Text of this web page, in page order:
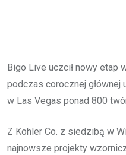
Bigo Live uczcił nowy etap
podczas corocznej głównej
w Las Vegas ponad 800
Z Kohler Co. z siedzibą w
najnowsze projekty